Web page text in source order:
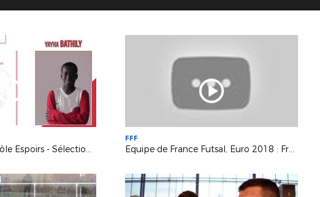
Composition du Pôle Espoirs - Sélection U15 "Avenir"
FFF
Equipe de France Futsal, Euro 2018 : France - Espagne (4-4)